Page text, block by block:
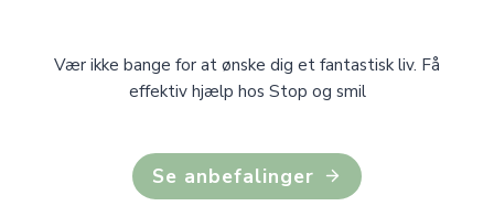
Vær ikke bange for at ønske dig et fantastisk liv. Få
effektiv hjælp hos Stop og smil
Se anbefalinger